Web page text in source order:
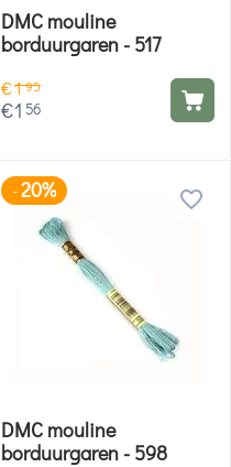
DMC mouline
borduurgaren - 517
€195
€1 56
-20%
DMC mouline
borduurgaren - 598